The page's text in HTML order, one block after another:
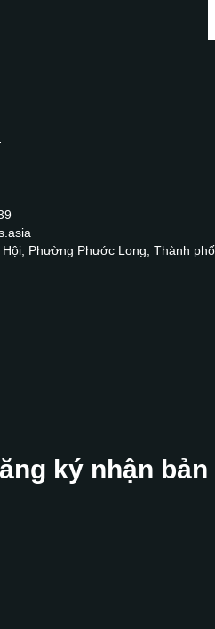
Phường Phước Long, Thành
ký nhận bản